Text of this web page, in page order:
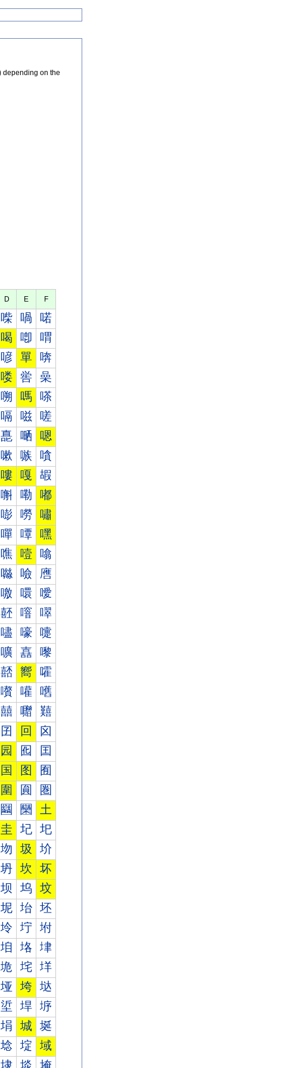
depending on the
D E F
喍 喎 喏
喝 喞 喟
喭 單 喯
喽 喾 喿
嗍 嗎 嗏
嗝 嗞 嗟
嗭 嗮 嗯
嗽 嗾 嗿
嘍 嘎 嘏
嘝 嘞 嘟
嘭 嘮 嘯
嘽 嘾 嘿
噍 噎 噏
噝 噞 噟
噭 噮 噯
噽 噾 噿
嚍 嚎 嚏
嚝 嚞 嚟
嚭 嚮 嚯
嚽 嚾 嚿
囍 囎 囏
囝 回 囟
园 囮 囯
国 图 囿
圍 圎 圏
圝 圞 土
圭 圮 圯
圽 圾 圿
坍 坎 坏
坝 坞 坟
坭 坮 坯
坽 坾 坿
垍 垎 垏
垝 垞 垟
垭 垮 垯
垽 垾 垿
埍 城 埏
埝 埞 域
埭 埮 埯